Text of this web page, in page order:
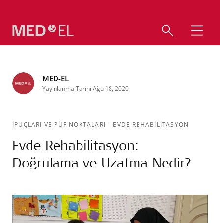
MED-EL
Yayınlanma Tarihi Ağu 18, 2020
İPUÇLARI VE PÜF NOKTALARI– EVDE REHABILITASYON
Evde Rehabilitasyon:
Doğrulama ve Uzatma Nedir?